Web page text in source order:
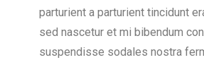
parturient a parturient tincidunt
sed nascetur et mi bibendum
suspendisse sodales nostra